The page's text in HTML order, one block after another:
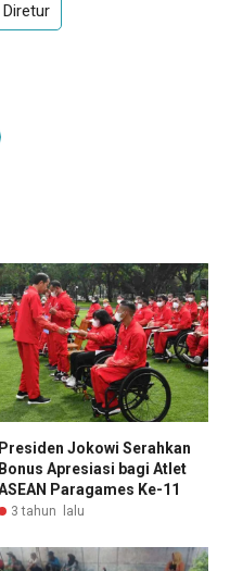
Diretur
Presiden Jokowi Serahkan
Bonus Apresiasi bagi Atlet
Paragames Ke-11
3 tahun lalu